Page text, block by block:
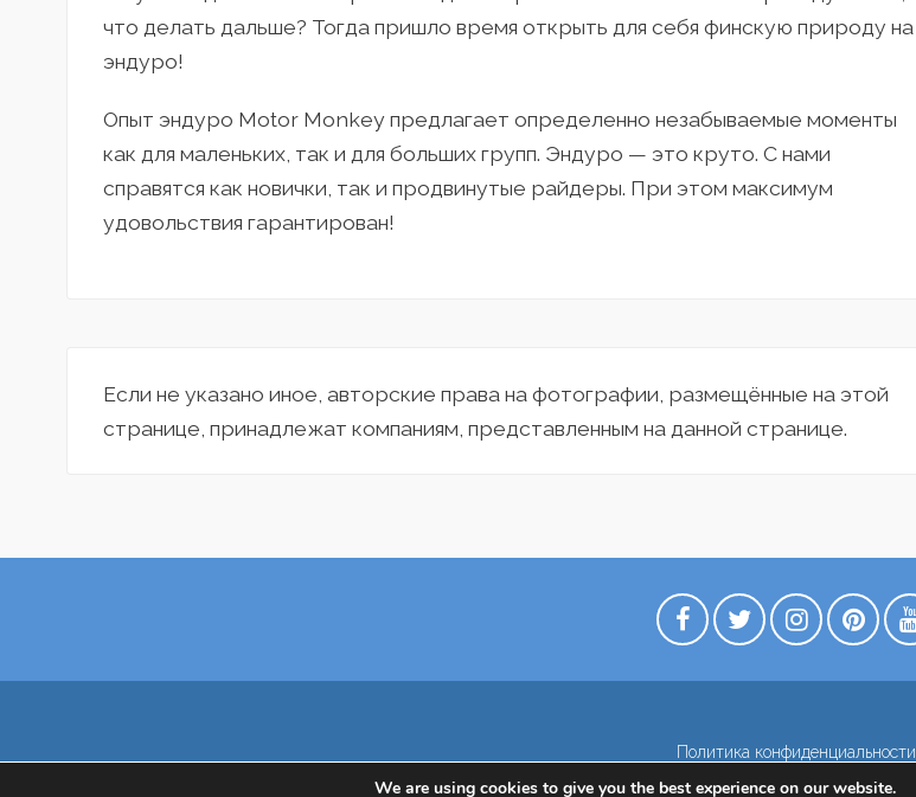
что делать дальше? Тогда пришло время открыть для себя финскую природу на
эндуро!
Опыт эндуро Motor Monkey предлагает определенно незабываемые моменты
как для маленьких, так и для больших групп. Эндуро — это круто. С нами
справятся как новички, так и продвинутые райдеры. При этом максимум
удовольствия гарантирован!
Если не указано иное, авторские права на фотографии, размещённые на этой
странице, принадлежат компаниям, представленным на данной странице.
Политика конфиденциальности
We are using cookies to give you the best experience on our website.